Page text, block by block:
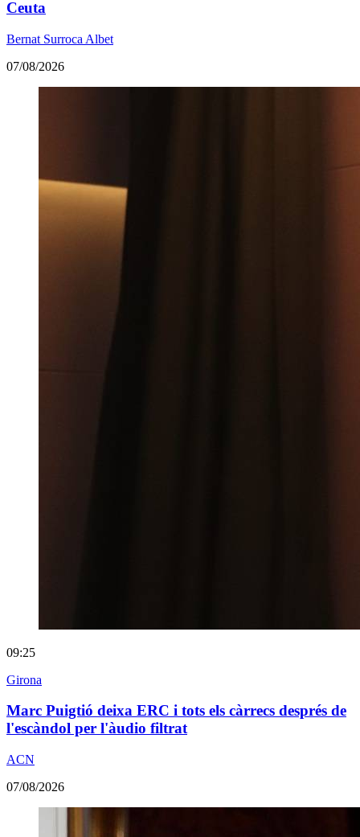
Ceuta
Bernat Surroca Albet
07/08/2026
09:25
Girona
Marc Puigtió deixa ERC i tots els càrrecs després de
l'escàndol per l'àudio filtrat
ACN
07/08/2026